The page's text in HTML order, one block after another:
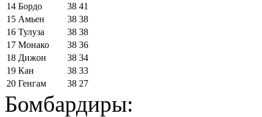
14 Бордо 38 41
15 Амьен 38 38
16 Тулуза 38 38
17 Монако 38 36
18 Дижон 38 34
19 Кан 38 33
20 Генгам 38 27
Бомбардиры: